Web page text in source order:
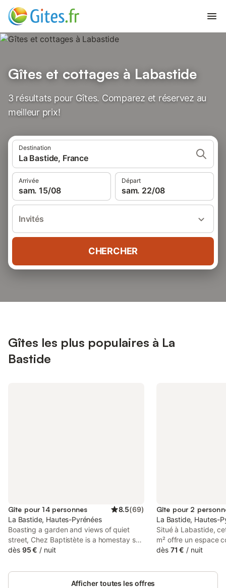
Gîtes et cottages à Labastide
3 résultats pour Gîtes. Comparez et réservez au
meilleur prix!
Destination
La Bastide, France
Arrivée
sam. 15/08
Départ
sam. 22/08
Invités
CHERCHER
Gîtes les plus populaires à La
Bastide
Gîte pour 14 personnes 8.5(69)
La Bastide, Hautes-Pyrénées
Boasting a garden and views of quiet
street, Chez Baptistète is a homestay set
in a historic building in Labastide, 5.8 km
and parking on-site are accessible at the
homestay free of charge.
dès 95 € / nuit
Gîte pour 2
La Bastide, Hautes-
Situé à Labastide,
m² offre un espace
personnes,
km du centre-ville
dès 71 € / nuit
Afficher toutes les offres